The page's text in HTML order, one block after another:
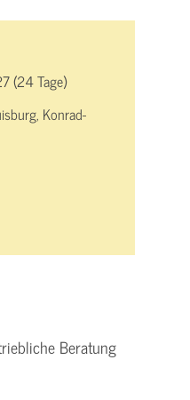
(24 Tage)
Konrad-
Beratung